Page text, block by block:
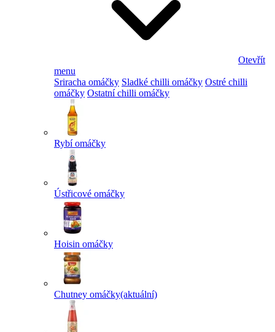
Otevřít
menu
Sriracha omáčky Sladké chilli omáčky Ostré chilli
omáčky Ostatní chilli omáčky
Rybí omáčky
Ústřicové omáčky
Hoisin omáčky
Chutney omáčky(aktuální)